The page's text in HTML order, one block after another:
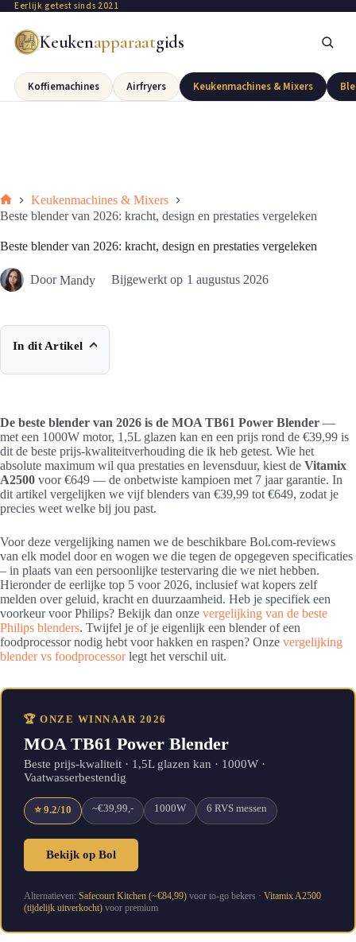
Eerlijk getest sinds 2021
Keukenapparaatgids
Koffiemachines Airfryers Keukenmachines & Mixers
Keukenmachines & Mixers
Beste blender van 2026: kracht, design en prestaties vergeleken
Beste blender van 2026: kracht, design en prestaties vergeleken
Door Mandy Bijgewerkt op 1 augustus 2026
In dit Artikel
De beste blender van 2026 is de MOA TB61 Power Blender —
met een 1000W motor, 1,5L glazen kan en een prijs rond de €39,99 is
dit de beste prijs-kwaliteitverhouding die ik heb getest. Wie het
absolute maximum wil qua prestaties en levensduur, kiest de Vitamix
A2500 voor €649 — de onbetwiste kampioen met 7 jaar garantie. In
dit artikel vergelijken we vijf blenders van €39,99 tot €649, zodat je
precies weet welke bij jou past.
Voor deze vergelijking namen we de beschikbare Bol.com-reviews
van elk model door en wogen we die tegen de opgegeven specificaties
– in plaats van een persoonlijke testervaring die we niet hebben.
Hieronder de eerlijke top 5 voor 2026, inclusief wat kopers zelf
melden over geluid, kracht en duurzaamheid. Heb je specifiek een
voorkeur voor Philips? Bekijk dan onze vergelijking van de beste
Philips blenders. Twijfel je of je eigenlijk een blender of een
foodprocessor nodig hebt voor hakken en raspen? Onze vergelijking
blender vs foodprocessorlegt het verschil uit.
🏆 ONZE WINNAAR 2026
MOA TB61 Power Blender
Beste prijs-kwaliteit · 1,5L glazen kan · 1000W ·
Vaatwasserbestendig
⭐ 9.2/10 ~€39,99,- 1000W 6 RVS messen
Bekijk op Bol
Alternatieven: Safecourt Kitchen (~€84,99) voor to-go bekers · Vitamix A2500
(tijdelijk uitverkocht) voor premium